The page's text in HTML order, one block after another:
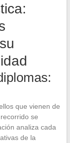
que vienen de
se
analiza cada
de la